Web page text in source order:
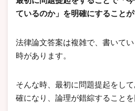
ているのか」を明確にすることが
法律論文答案は複雑で、書いて
時があります。
そんな時、最初に問題提起をし
確になり、論理が錯綜することを